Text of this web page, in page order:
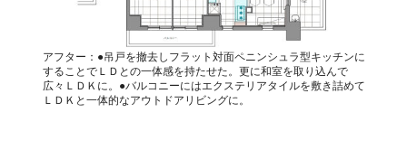
アフター：●吊戸を撤去しフラット対面ペニンシュラ型キッチンに
することでＬＤとの一体感を持たせた。更に和室を取り込んで
広々ＬＤＫに。●バルコニーにはエクステリアタイルを敷き詰めて
ＬＤＫと一体的なアウトドアリビングに。